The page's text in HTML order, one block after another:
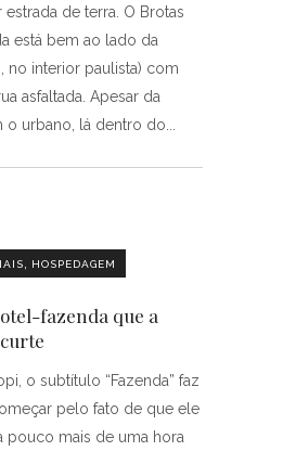
de terra. O Brotas
está bem ao lado da
no interior paulista) com
asfaltada. Apesar da
o urbano, lá dentro do
HOSPEDAGEM
fazenda que a
o subtítulo “Fazenda” faz
pelo fato de que ele
pouco mais de uma hora